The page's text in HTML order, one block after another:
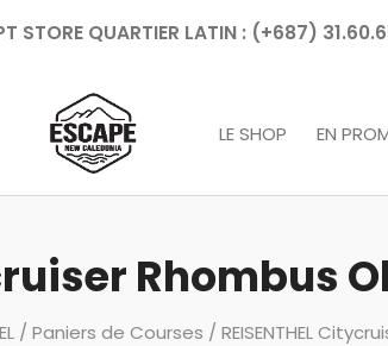
STORE QUARTIER LATIN : (+687)
LE SHOP EN
Rhombus
/ Paniers de Courses / REISENTHEL